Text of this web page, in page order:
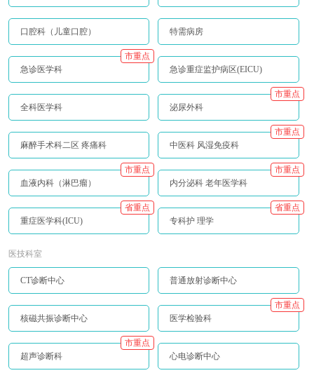
口腔科（儿童口腔） 特需病房
急诊医学科
市重点
急诊重症监护病区(EICU)
全科医学科 泌尿外科
市重点
麻醉手术科二区 疼痛科 中医科 风湿免疫科
市重点
血液内科（淋巴瘤）
市重点
内分泌科 老年医学科
市重点
重症医学科(ICU)
省重点
专科护 理学
省重点
医技科室
CT诊断中心 普通放射诊断中心
核磁共振诊断中心 医学检验科
市重点
超声诊断科
市重点
心电诊断中心